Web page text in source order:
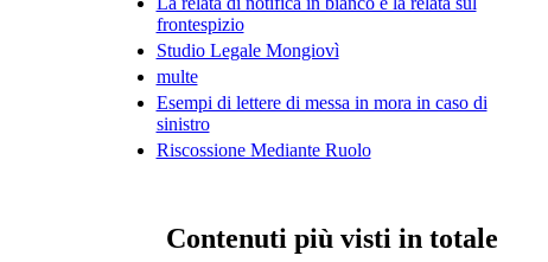
frontespizio
Studio Legale Mongiovì
multe
Esempi di lettere di messa in mora in caso di
sinistro
Riscossione Mediante Ruolo
Contenuti più visti in totale